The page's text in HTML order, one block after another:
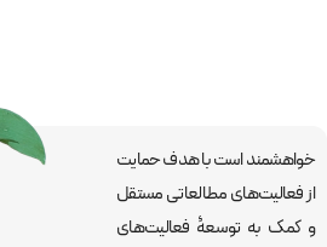
خواهشمند است با هدف حمایت
از فعالیت‌های مطالعاتی مستقل
و کمک به توسعۀ فعالیت‌های